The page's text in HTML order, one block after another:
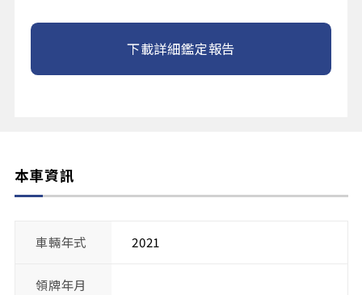
下載詳細鑑定報告
本車資訊
車輛年式 2021
領牌年月